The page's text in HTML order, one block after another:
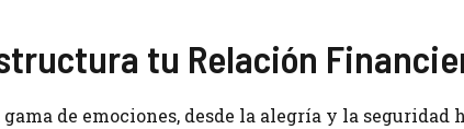
tu Relación
de emociones, desde la alegría y la seguridad